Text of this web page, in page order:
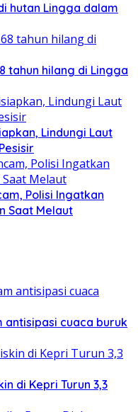
hutan Lingga dalam
tahun hilang di Lingga
Lindungi Laut
Polisi Ingatkan
Saat Melaut
antisipasi cuaca buruk
di Kepri Turun 3,3